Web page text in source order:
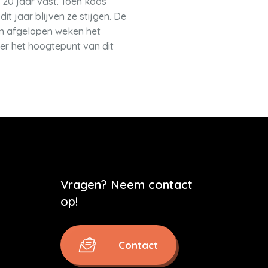
jaar blijven ze stijgen. De
afgelopen weken het
het hoogtepunt van dit
Vragen? Neem contact
op!
Contact